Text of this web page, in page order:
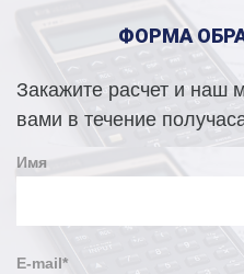
ФОРМА
Закажите расчет и наш
вами в течение
Имя
E-mail*